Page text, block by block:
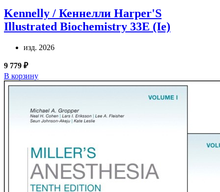
Kennelly / Кеннелли Harper'S
Illustrated Biochemistry 33E (Ie)
изд. 2026
9 779 ₽
В корзину